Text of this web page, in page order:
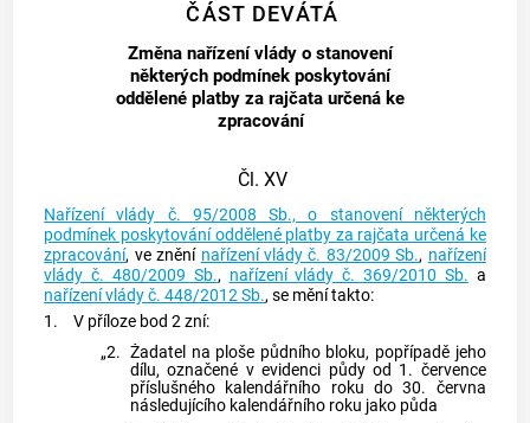
ČÁST DEVÁTÁ
Změna nařízení vlády o stanovení
některých podmínek poskytování
oddělené platby za rajčata určená ke
zpracování
Čl. XV
Nařízení vlády č. 95/2008 Sb., o stanovení některých
podmínek poskytování oddělené platby za rajčata určená ke
zpracování, ve znění nařízení vlády č. 83/2009 Sb., nařízení
vlády č. 480/2009 Sb., nařízení vlády č. 369/2010 Sb. a
nařízení vlády č. 448/2012 Sb., se mění takto:
1.
V příloze bod 2 zní:
„2. Žadatel na ploše půdního bloku, popřípadě jeho
dílu, označené v evidenci půdy od 1. července
příslušného kalendářního roku do 30. června
následujícího kalendářního roku jako půda